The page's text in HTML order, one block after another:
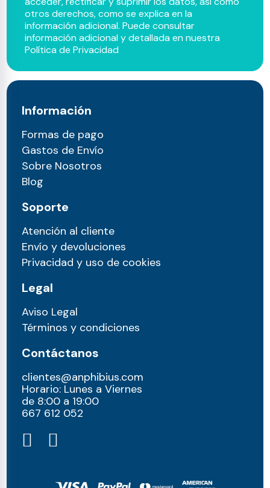
otros derechos, como se explica en la
información adicional. Puede consultar
información adicional y detallada en nuestra
Política de Privacidad
Información
Formas de pago
Gastos de Envío
Sobre Nosotros
Blog
Soporte
Atención al cliente
Envío y devoluciones
Privacidad y uso de cookies
Legal
Aviso Legal
Términos y condiciones
Contáctanos
clientes@anphibius.com
Horario: Lunes a Viernes
de 8:00 a 19:00
667 612 052​